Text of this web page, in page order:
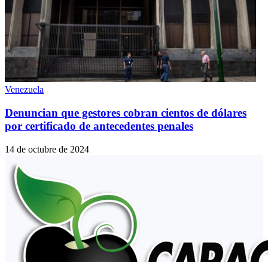
Venezuela
Denuncian que gestores cobran cientos de dólares
por certificado de antecedentes penales
14 de octubre de 2024